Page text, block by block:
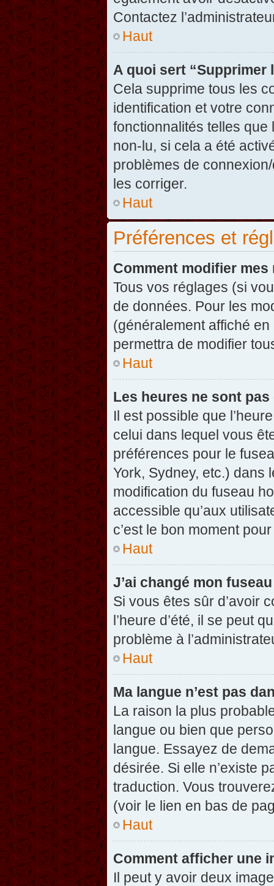
Contactez
Haut
A quoi sert “Supprimer
Cela supprime tous les
identification et votre
fonctionnalités telles que
non-lu, si cela a été
problèmes de
les corriger.
Haut
Préférences et
Comment modifier mes
Tous vos réglages (si
de données. Pour les
(généralement affiché
permettra de modifier
Haut
Les heures ne sont
Il est possible que
celui dans lequel vous
préférences pour le
York, Sydney, etc.) dans
modification du fuseau
accessible qu’aux
c’est le bon moment
Haut
J’ai changé mon
Si vous êtes sûr d’avoir
l’heure d’été, il se peut
problème à
Haut
Ma langue n’est pas
La raison la plus
langue ou bien que
langue. Essayez de
désirée. Si elle n’existe
traduction. Vous
(voir le lien en bas de
Haut
Comment afficher une
Il peut y avoir deux